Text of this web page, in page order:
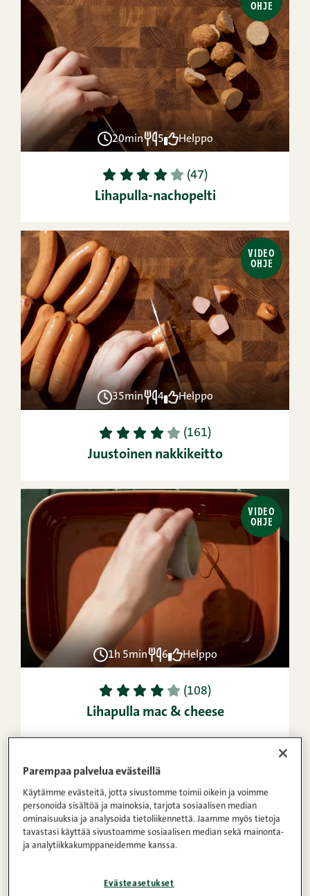
OHJE
20min 5 Helppo
1 2 3 4 5 (47)
Lihapulla-nachopelti
VIDEO
OHJE
35min 4 Helppo
1 2 3 4 5 (161)
Juustoinen nakkikeitto
VIDEO
OHJE
1h 5min 6 Helppo
1 2 3 4 5 (108)
Lihapulla mac & cheese
Parempaa palvelua evästeillä
Käytämme evästeitä, jotta sivustomme toimii oikein ja voimme
personoida sisältöä ja mainoksia, tarjota sosiaalisen median
ominaisuuksia ja analysoida tietoliikennettä. Jaamme myös tietoja
tavastasi käyttää sivustoamme sosiaalisen median sekä mainonta-
ja analytiikkakumppaneidemme kanssa.
Evästeasetukset